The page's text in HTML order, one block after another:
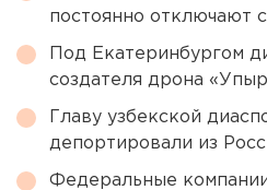
постоянно отключают
Под Екатеринбургом
создателя дрона
Главу узбекской
депортировали из
Федеральные